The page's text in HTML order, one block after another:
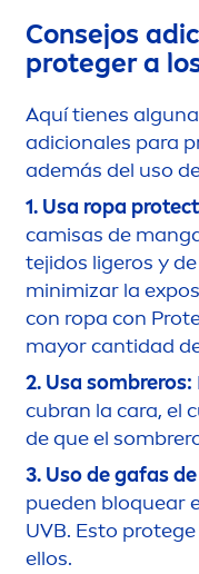
Consejos
proteger a
Aquí tienes
adicionales para
además del uso
1. Usa ropa protect
camisas de
tejidos ligeros y de
minimizar la
con ropa con
mayor cantidad
2. Usa sombreros:
cubran la cara, el
de que el
3. Uso de gafas
pueden bloquear
UVB. Esto
ellos.